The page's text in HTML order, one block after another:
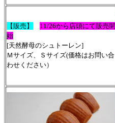
【販売】
11/26から店頭にて販売開
始
[天然酵母のシュトーレン]
Ｍサイズ、Ｓサイズ(価格はお問い合
わせください）